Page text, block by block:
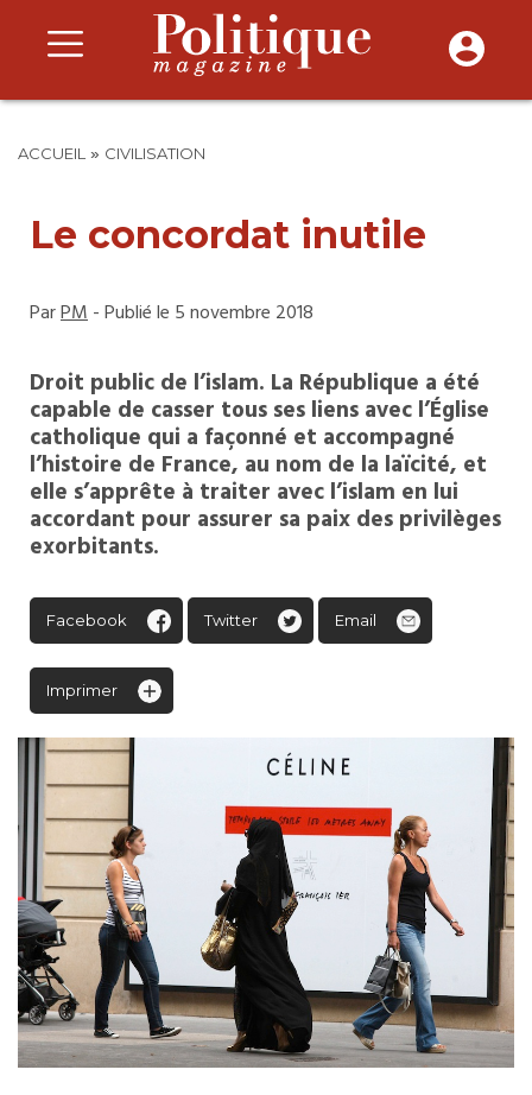
ACCUEIL » CIVILISATION
Le concordat inutile
ParPM- Publié le 5 novembre 2018
Droit public de l’islam. La République a été
capable de casser tous ses liens avec l’Église
catholique qui a façonné et accompagné
l’histoire de France, au nom de la laïcité, et
elle s’apprête à traiter avec l’islam en lui
accordant pour assurer sa paix des privilèges
exorbitants.
Facebook Twitter Email
Imprimer